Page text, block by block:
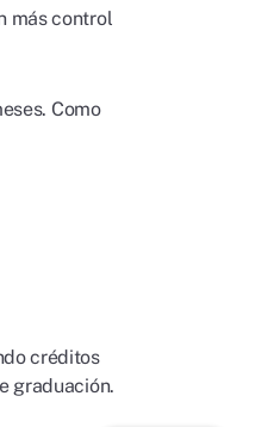
más control
Como
créditos
graduación.